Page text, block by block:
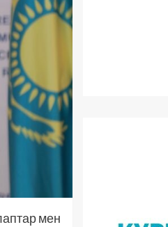
мен